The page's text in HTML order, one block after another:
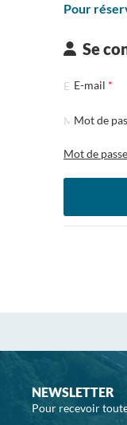
Pour
Se
E-mail
Mot de
Mot de
NEWSLETTER
Pour recevoir